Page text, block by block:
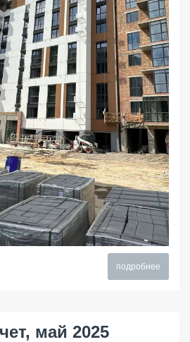
подробнее
май 2025